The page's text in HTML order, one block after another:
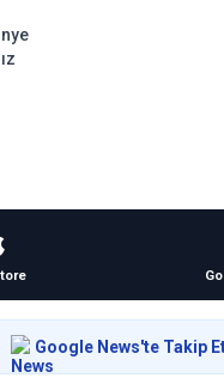
Google News'te Takip